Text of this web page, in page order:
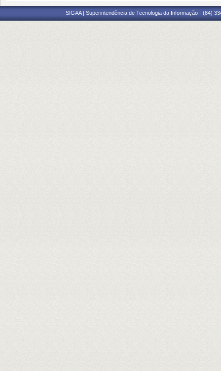
SIGAA | Superintendência de Tecnologia da Informação - (84)